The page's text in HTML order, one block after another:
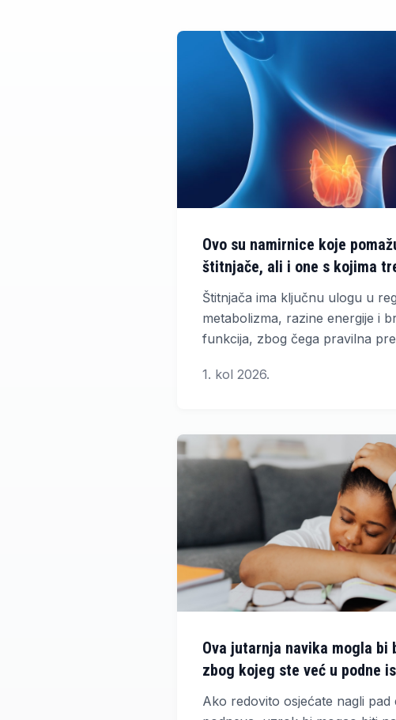
Ovo su namirnice koje
štitnjače, ali i one s kojima
oprezan
Štitnjača ima ključnu ulogu u
metabolizma, razine energije i
funkcija, zbog čega pravilna
umora, usporenog
žlijezde.
1. kol 2026.
Ova jutarnja navika mogla bi
zbog kojeg ste već u podne
Ako redovito osjećate nagli pad